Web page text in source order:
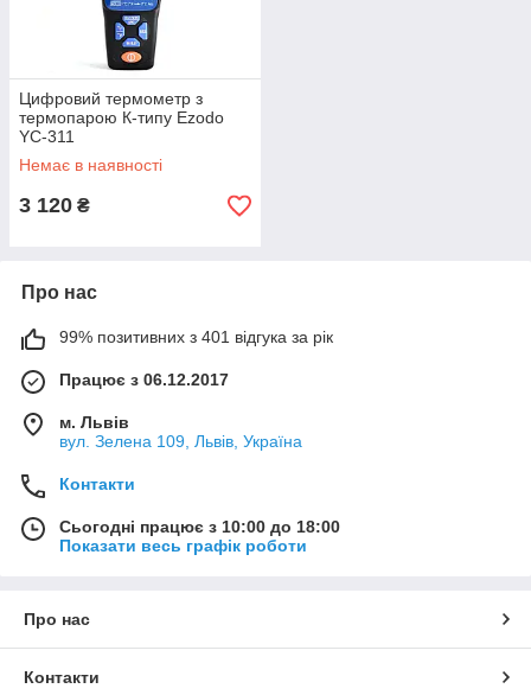
Цифровий термометр з
термопарою К-типу Ezodo
YC-311
Немає в наявності
3 120 ₴
Про нас
99% позитивних з 401 відгука за рік
Працює з 06.12.2017
м. Львів
вул. Зелена 109, Львів, Україна
Контакти
Сьогодні працює з 10:00 до 18:00
Показати весь графік роботи
Про нас
Контакти